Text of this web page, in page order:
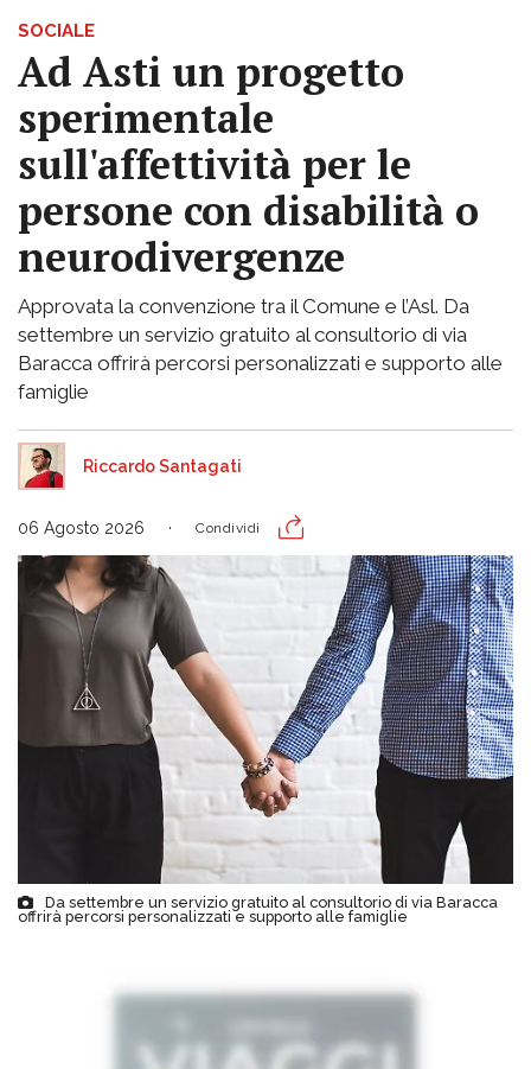
SOCIALE
Ad Asti un progetto
sperimentale
sull'affettività per le
persone con disabilità o
neurodivergenze
Approvata la convenzione tra il Comune e l’Asl. Da
settembre un servizio gratuito al consultorio di via
Baracca offrirà percorsi personalizzati e supporto alle
famiglie
Riccardo Santagati
06 Agosto 2026 Condividi
Da settembre un servizio gratuito al consultorio di via Baracca
offrirà percorsi personalizzati e supporto alle famiglie